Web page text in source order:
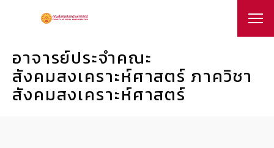
อาจารย์ประจำคณะ
สังคมสงเคราะห์ศาสตร์ ภาควิชา
สังคมสงเคราะห์ศาสตร์